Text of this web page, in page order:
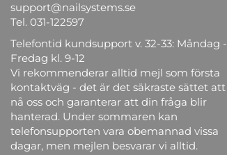
support@nailsystems.se
Tel. 031-122597
Telefontid kundsupport v. 32-33: Måndag -
Fredag kl. 9-12
Vi rekommenderar alltid mejl som första
kontaktväg - det är det säkraste sättet att
nå oss och garanterar att din fråga blir
hanterad. Under sommaren kan
telefonsupporten vara obemannad vissa
dagar, men mejlen besvarar vi alltid.